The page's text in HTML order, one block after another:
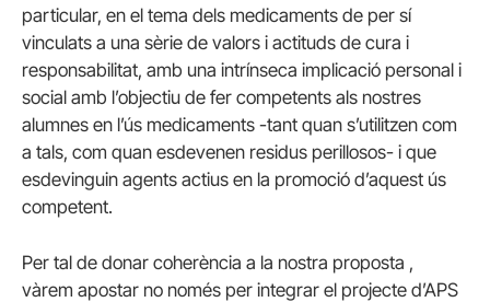
particular, en el tema dels medicaments de per sí
vinculats a una sèrie de valors i actituds de cura i
responsabilitat, amb una intrínseca implicació personal i
social amb l’objectiu de fer competents als nostres
alumnes en l’ús medicaments -tant quan s’utilitzen com
a tals, com quan esdevenen residus perillosos- i que
esdevinguin agents actius en la promoció d’aquest ús
competent.
Per tal de donar coherència a la nostra proposta ,
vàrem apostar no només per integrar el projecte d’APS